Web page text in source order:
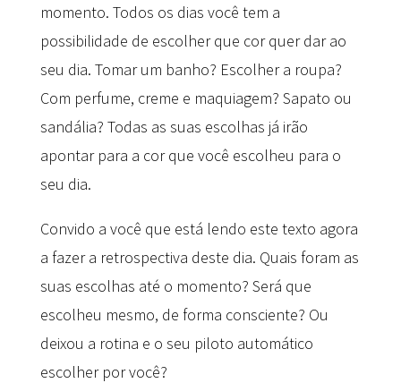
momento. Todos os dias você tem a
possibilidade de escolher que cor quer dar ao
seu dia. Tomar um banho? Escolher a roupa?
Com perfume, creme e maquiagem? Sapato ou
sandália? Todas as suas escolhas já irão
apontar para a cor que você escolheu para o
seu dia.
Convido a você que está lendo este texto agora
a fazer a retrospectiva deste dia. Quais foram as
suas escolhas até o momento? Será que
escolheu mesmo, de forma consciente? Ou
deixou a rotina e o seu piloto automático
escolher por você?